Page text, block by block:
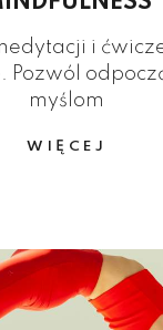
i
Pozwól
myślom
WIĘCEJ